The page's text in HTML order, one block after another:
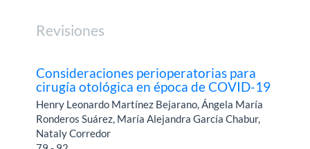
Revisiones
Consideraciones perioperatorias para
cirugía otológica en época de COVID-19
Henry Leonardo Martínez Bejarano, Ángela María
Ronderos Suárez, María Alejandra García Chabur,
Nataly Corredor